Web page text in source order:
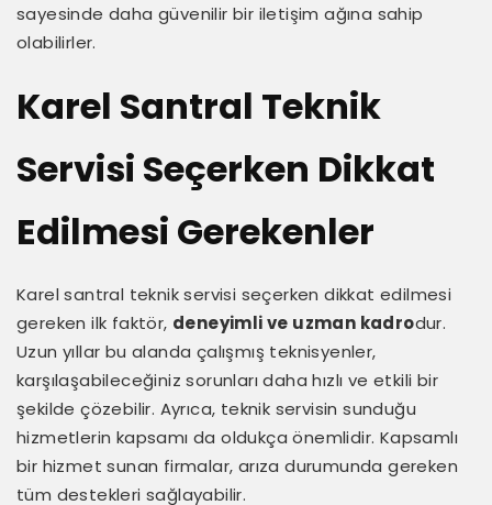
sayesinde daha güvenilir bir iletişim ağına sahip
olabilirler.
Karel Santral Teknik
Servisi Seçerken Dikkat
Edilmesi Gerekenler
Karel santral teknik servisi seçerken dikkat edilmesi
gereken ilk faktör, deneyimli ve uzman kadrodur.
Uzun yıllar bu alanda çalışmış teknisyenler,
karşılaşabileceğiniz sorunları daha hızlı ve etkili bir
şekilde çözebilir. Ayrıca, teknik servisin sunduğu
hizmetlerin kapsamı da oldukça önemlidir. Kapsamlı
bir hizmet sunan firmalar, arıza durumunda gereken
tüm destekleri sağlayabilir.